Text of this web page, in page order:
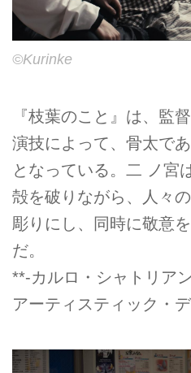
©Kurinke
『枝葉のこと』は、監
演技によって、骨太で
となっている。二 ノ宮
殻を破りながら、人々
彫りにし、同時に敬意
だ。
**-カルロ・シャトリア
アーティスティック・